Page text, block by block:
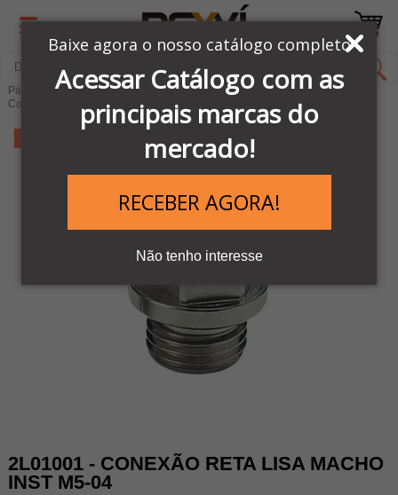
Baixe agora o nosso catálogo completo
Acessar Catálogo com as
principais marcas do
mercado!
RECEBER AGORA!
Não tenho interesse
Página Inicial
LINHA PNEUMÁTICA METAL WORK
Conexões Pneumáticas
-11%
2L01001 - CONEXÃO RETA LISA MACHO
INST M5-04